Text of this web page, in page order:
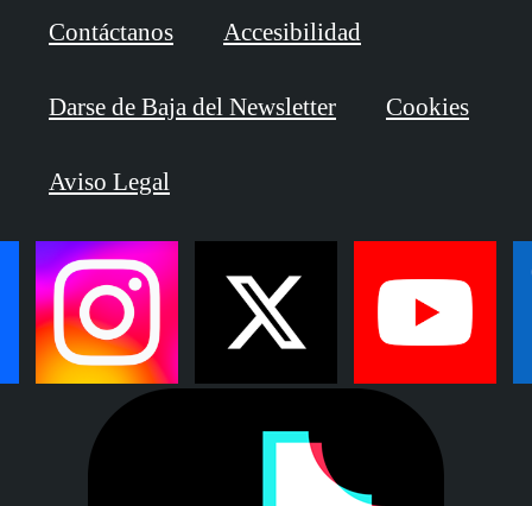
Contáctanos Accesibilidad
Darse de Baja del Newsletter Cookies
Aviso Legal